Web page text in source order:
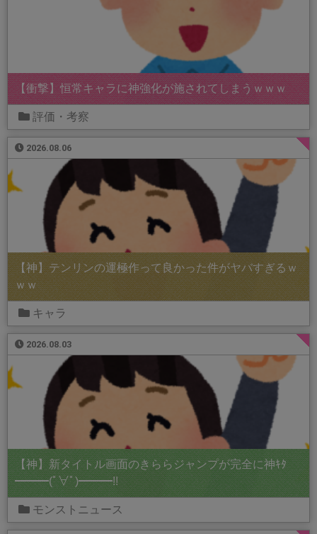
【衝撃】恒常キャラに神強化が施されてしまうｗｗｗ
評価・考察
2026.08.06
【神】テンリンの運極作って良かった件がヤバすぎるｗ
ｗｗ
キャラ
2026.08.03
【神】新タイトル画面のきららジャンプが完全に神ｷﾀ
━━━(ﾟ∀ﾟ)━━━!!
モンストニュース